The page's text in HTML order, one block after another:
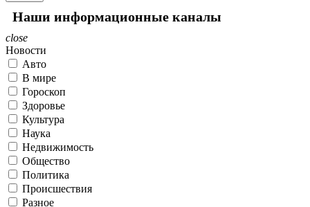
Наши информационные каналы
close
Новости
Авто
В мире
Гороскоп
Здоровье
Культура
Наука
Недвижимость
Общество
Политика
Происшествия
Разное